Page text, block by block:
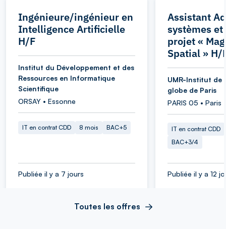
Ingénieure/ingénieur en
Intelligence Artificielle
H/F
Institut du Développement et des
Ressources en Informatique
Scientifique
ORSAY • Essonne
IT en contrat CDD 8 mois BAC+5
Publiée il y a 7 jours
Assistant
systèmes
projet «
Spatial » H/
UMR-Institut de
globe de Paris
PARIS 05 • Paris
IT en contrat CDD
BAC+3/4
Publiée il y a 12
Toutes les offres